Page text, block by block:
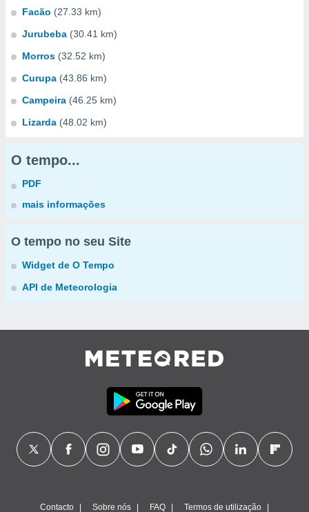
Facão (27.33 km)
Jurubeba (30.41 km)
Morros (32.52 km)
Curupa (43.86 km)
Campeira (46.25 km)
Lizarda (48.02 km)
O tempo...
PDF
mais informações
O tempo no seu Site
Widget de O Tempo
API de Meteorologia
Contacto Sobre nós FAQ Termos de utilização